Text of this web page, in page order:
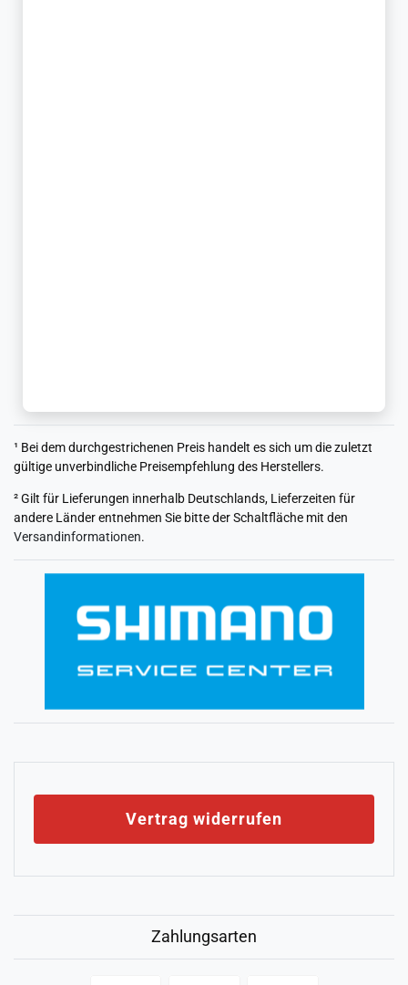
¹ Bei dem durchgestrichenen Preis handelt es sich um die zuletzt
gültige unverbindliche Preisempfehlung des Herstellers.
² Gilt für Lieferungen innerhalb Deutschlands, Lieferzeiten für
andere Länder entnehmen Sie bitte der Schaltfläche mit den
Versandinformationen.
Vertrag widerrufen
Zahlungsarten